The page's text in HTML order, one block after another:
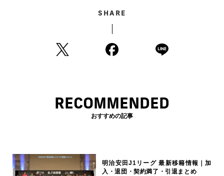
SHARE
RECOMMENDED
おすすめの記事
明治安田J1リーグ 最新移籍情報｜加
入・退団・契約満了・引退まとめ